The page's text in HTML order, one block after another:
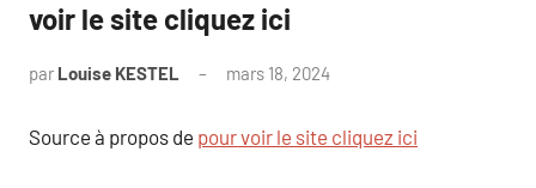
voir le site cliquez ici
par Louise KESTEL mars 18, 2024
Source à propos de pour voir le site cliquez ici